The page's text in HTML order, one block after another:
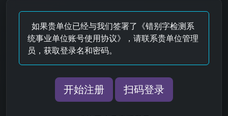
如果贵单位已经与我们签署了《错别字检测系
统事业单位账号使用协议》，请联系贵单位管理
员，获取登录名和密码。
开始注册 扫码登录